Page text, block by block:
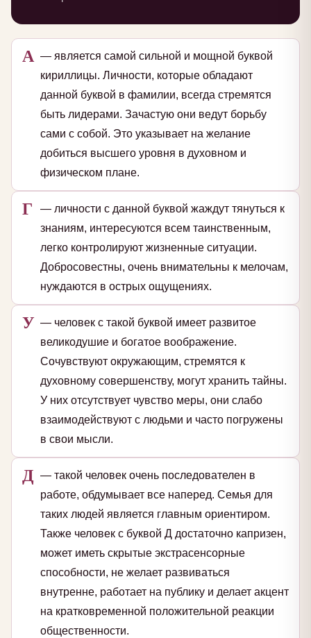
А — является самой сильной и мощной буквой
кириллицы. Личности, которые обладают
данной буквой в фамилии, всегда стремятся
быть лидерами. Зачастую они ведут борьбу
сами с собой. Это указывает на желание
добиться высшего уровня в духовном и
физическом плане.
Г
— личности с данной буквой жаждут тянуться к
знаниям, интересуются всем таинственным,
легко контролируют жизненные ситуации.
Добросовестны, очень внимательны к мелочам,
нуждаются в острых ощущениях.
У — человек с такой буквой имеет развитое
великодушие и богатое воображение.
Сочувствуют окружающим, стремятся к
духовному совершенству, могут хранить тайны.
У них отсутствует чувство меры, они слабо
взаимодействуют с людьми и часто погружены
в свои мысли.
Д — такой человек очень последователен в
работе, обдумывает все наперед. Семья для
таких людей является главным ориентиром.
Также человек с буквой Д достаточно капризен,
может иметь скрытые экстрасенсорные
способности, не желает развиваться
внутренне, работает на публику и делает акцент
на кратковременной положительной реакции
общественности.